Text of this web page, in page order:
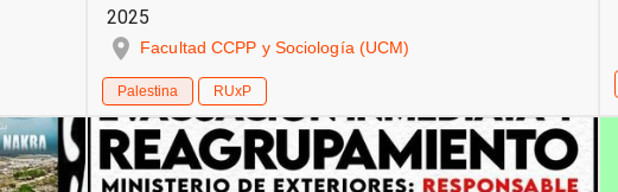
2025
Facultad CCPP y Sociología (UCM)
Palestina RUxP